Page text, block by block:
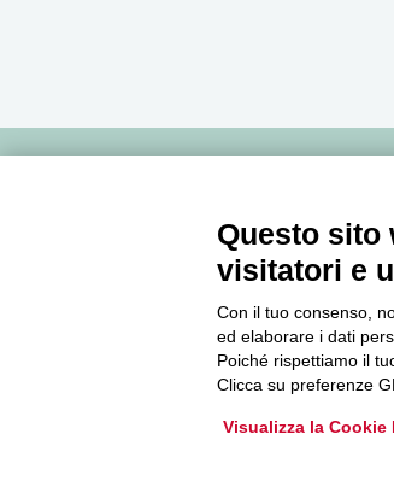
Accedi o iscriviti alla nostra Newsletter
mondo della cooperazione.
Questo sito
visitatori e
Con il tuo consenso,
ed elaborare i dati
Poiché rispettiamo il
Clicca su preferenze
Visualizza la Cookie